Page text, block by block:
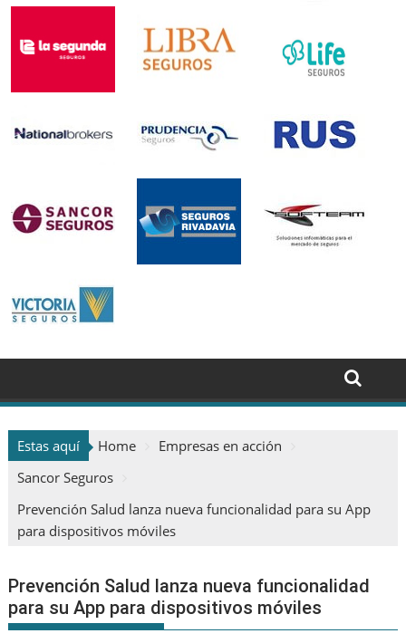
Estas aquí Home
Empresas en acción
Sancor Seguros
Prevención Salud lanza nueva funcionalidad para su App
para dispositivos móviles
Prevención Salud lanza nueva funcionalidad
para su App para dispositivos móviles